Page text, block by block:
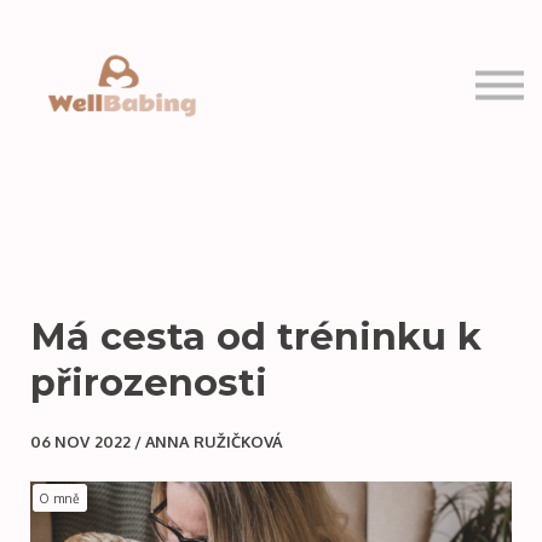
Má cesta od tréninku k
přirozenosti
06 NOV 2022 / ANNA RUŽIČKOVÁ
O mně